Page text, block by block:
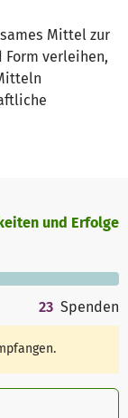
Mittel zur
Form verleihen,
und Erfolge
23 Spenden